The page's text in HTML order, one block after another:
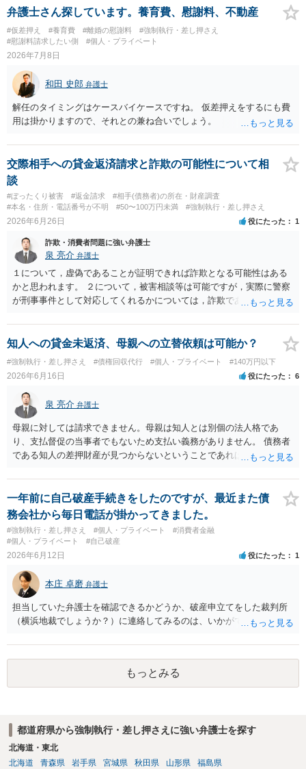
求める権利があります。 具体的には、以下の手順で進めるのが効果的
です。 分割拒否と一括請求の通知：PayPayのメッセージ等で「分割
払いには同意していないため、残額の一括払いを求める」旨を明確に
伝えます。 相手の本名・住所の確認：応じない場合に法的手段（少額
まず本名や住所の特定を進めてください。 相手が購入した高額商品
（Switch2等）の事実も踏まえ、応じない場合は法的措置を辞さない姿
勢で交渉に臨むのが現実的かと思います。
弁護士さん探しています。養育費、慰謝料、不動産
#仮差押え #養育費 #離婚の慰謝料
#強制執行・差し押さえ
#慰謝料請求したい側
#個人・プライベート
2026年7月8日
和田 史郎 弁護士
解任のタイミングはケースバイケースですね。 仮差押えをするにも費
用は掛かりますので、それとの兼ね合いでしょう。
交際相手への貸金返済請求と詐欺の可能性について相
談
#ぼったくり被害 #返金請求
#相手(債務者)の所在・財産調査
#本名・住所・電話番号が不明
#50〜100万円未満 #強制執行・差し押さえ
2026年6月26日 役にたった 1
詐欺・消費者問題に強い弁護士
泉 亮介 弁護士
１について，虚偽であることが証明できれば詐欺となる可能性はある
かと思われます。 ２について，被害相談等は可能ですが，実際に警察
が刑事事件として対応してくれるかについては，詐欺であることをど
す。 ３について，相手と連絡が取れるのであれば内容証明や電話での
連絡等から交渉をすることtなるかと思われます。弁護士を立てること
を想定されている場合，裁判をする場合だと，弁護士費用との関係か
ら全額回収できたとしてもご自身の経済的な利益は少ないかと思われ
ます。 ４について，実際の内容次第ですが，可能な場合も多いです。
５について，可能かと思われます。 ６について，内容証明については
住んで居る場所が判明しないと送付は出来ないでしょう。裁判手続き
については，住民票上の住所へ住んでいないことを調査したうえで，
公示送達という方法により訴訟提起することとなります。 ７につい
て，プライバシー権侵害や名誉権侵害として相手から逆に請求を受け
るきっかけとなりかねないため，避けたほうが良いかと思われます。
知人への貸金未返済、母親への立替依頼は可能か？
#強制執行・差し押さえ #債権回収代行 #個人・プライベート #140万円以下
2026年6月16日 役にたった 6
泉 亮介 弁護士
母親に対しては請求できません。母親は知人とは別個の法人格であ
り、支払督促の当事者でもないため支払い義務がありません。 債務者
である知人の差押財産が見つからないということであれば、現実的に
一年前に自己破産手続きをしたのですが、最近また債
務会社から毎日電話が掛かってきました。
#強制執行・差し押さえ #個人・プライベート
#消費者金融
#個人・プライベート
#自己破産
2026年6月12日 役にたった 1
本庄 卓磨 弁護士
担当していた弁護士を確認できるかどうか、破産申立てをした裁判所
（横浜地裁でしょうか？）に連絡してみるのは、いかがでしょうか。
もっとみる
都道府県から強制執行・差し押さえに強い弁護士を探す
北海道・東北
北海道
青森県 岩手県 宮城県 秋田県 山形県 福島県